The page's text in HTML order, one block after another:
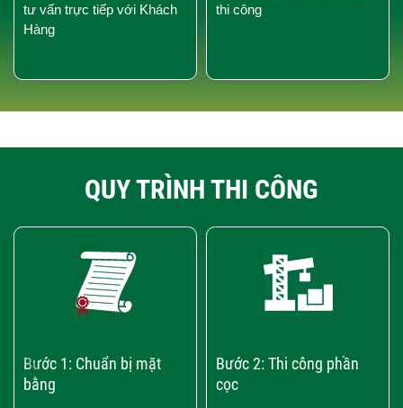
tư vấn trực tiếp với Khách
Hàng
thi công
QUY TRÌNH THI CÔNG
Bước 1: Chuẩn bị mặt
bằng
Bước 2: Thi công phần
cọc
›
‹